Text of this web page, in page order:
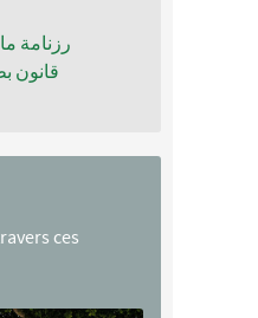
رزنامة
قانون
ces